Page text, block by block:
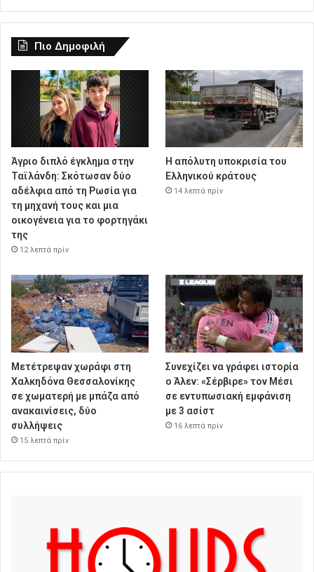
Πιο Δημοφιλή
Άγριο διπλό έγκλημα στην
Ταϊλάνδη: Σκότωσαν δύο
αδέλφια από τη Ρωσία για
τη μηχανή τους και μια
οικογένεια για το φορτηγάκι
της
12 λεπτά πρίν
Η απόλυτη υποκρισία του
Ελληνικού κράτους
14 λεπτά πρίν
Μετέτρεψαν χωράφι στη
Χαλκηδόνα Θεσσαλονίκης
σε χωματερή με μπάζα από
ανακαινίσεις, δύο
συλλήψεις
15 λεπτά πρίν
Συνεχίζει να γράφει ιστορία
ο Άλεν: «Σέρβιρε» τον Μέσι
σε εντυπωσιακή εμφάνιση
με 3 ασίστ
16 λεπτά πρίν